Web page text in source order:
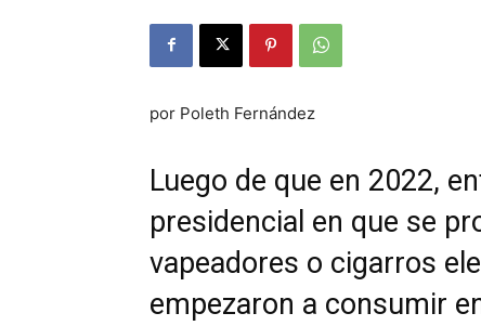
por Poleth Fernández
Luego de que en 2022,
presidencial en que se
vapeadores o cigarros
empezaron a consumir